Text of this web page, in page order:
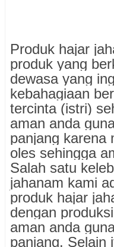
Produk hajar
produk yang
dewasa yang
kebahagiaan
tercinta (istri)
aman anda
panjang karena
oles sehingga
Salah satu
jahanam kami
produk hajar
dengan
aman anda
panjang. Selain